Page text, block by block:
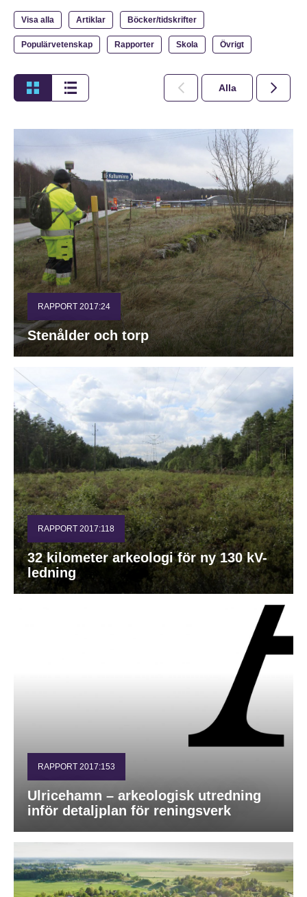
Visa alla Artiklar Böcker/tidskrifter
Populärvetenskap Rapporter Skola Övrigt
Alla 2026
RAPPORT 2017:24
Stenålder och torp
RAPPORT 2017:118
32 kilometer arkeologi för ny 130 kV-
ledning
RAPPORT 2017:153
Ulricehamn – arkeologisk utredning
inför detaljplan för reningsverk